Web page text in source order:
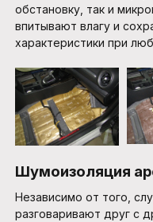
обстановку, так и
впитывают влагу и
характеристики при
Шумоизоляция
Независимо от того,
разговаривают друг с